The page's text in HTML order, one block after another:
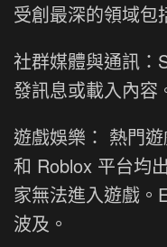
受創最深的領域包
社群媒體與通訊：
發訊息或載入內容
遊戲娛樂： 熱門
和 Roblox 平台均
家無法進入遊戲。
波及。